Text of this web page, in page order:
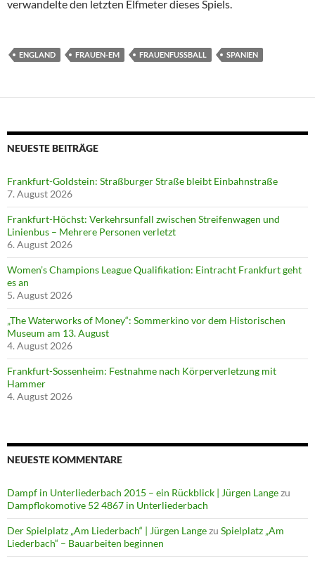
verwandelte den letzten Elfmeter dieses Spiels.
ENGLAND FRAUEN-EM FRAUENFUSSBALL SPANIEN
NEUESTE BEITRÄGE
Frankfurt-Goldstein: Straßburger Straße bleibt Einbahnstraße
7. August 2026
Frankfurt-Höchst: Verkehrsunfall zwischen Streifenwagen und
Linienbus – Mehrere Personen verletzt
6. August 2026
Women’s Champions League Qualifikation: Eintracht Frankfurt geht
es an
5. August 2026
„The Waterworks of Money“: Sommerkino vor dem Historischen
Museum am 13. August
4. August 2026
Frankfurt-Sossenheim: Festnahme nach Körperverletzung mit
Hammer
4. August 2026
NEUESTE KOMMENTARE
Dampf in Unterliederbach 2015 – ein Rückblick | Jürgen Langezu
Dampflokomotive 52 4867 in Unterliederbach
Der Spielplatz „Am Liederbach“ | Jürgen Langezu Spielplatz „Am
Liederbach“ – Bauarbeiten beginnen